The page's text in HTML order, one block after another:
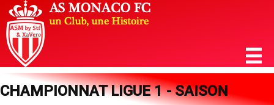
CHAMPIONNAT LIGUE 1 - SAISON